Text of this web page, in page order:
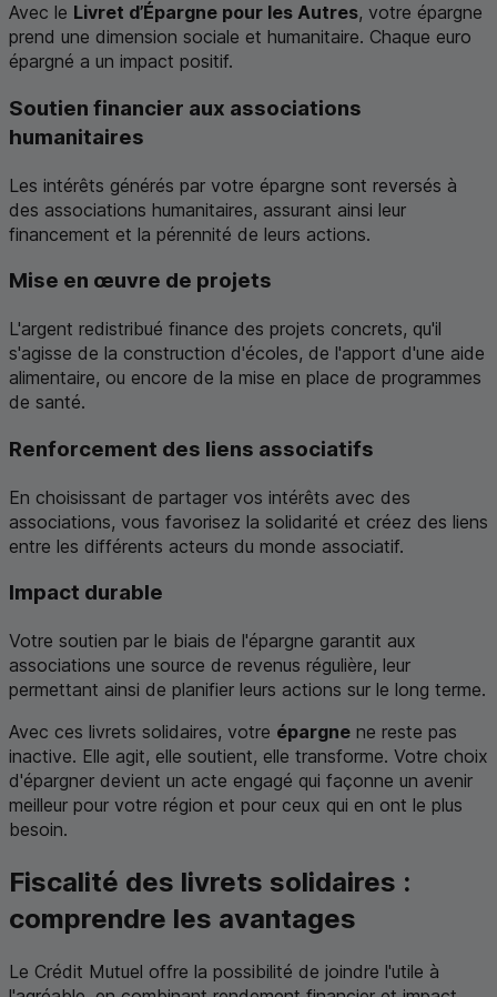
Avec le Livret d’Épargne pour les Autres, votre épargne
prend une dimension sociale et humanitaire. Chaque euro
épargné a un impact positif.
Soutien financier aux associations
humanitaires
Les intérêts générés par votre épargne sont reversés à
des associations humanitaires, assurant ainsi leur
financement et la pérennité de leurs actions.
Mise en œuvre de projets
L'argent redistribué finance des projets concrets, qu'il
s'agisse de la construction d'écoles, de l'apport d'une aide
alimentaire, ou encore de la mise en place de programmes
de santé.
Renforcement des liens associatifs
En choisissant de partager vos intérêts avec des
associations, vous favorisez la solidarité et créez des liens
entre les différents acteurs du monde associatif.
Impact durable
Votre soutien par le biais de l'épargne garantit aux
associations une source de revenus régulière, leur
permettant ainsi de planifier leurs actions sur le long terme.
Avec ces livrets solidaires, votre épargne ne reste pas
inactive. Elle agit, elle soutient, elle transforme. Votre choix
d'épargner devient un acte engagé qui façonne un avenir
meilleur pour votre région et pour ceux qui en ont le plus
besoin.
Fiscalité des livrets solidaires :
comprendre les avantages
Le Crédit Mutuel offre la possibilité de joindre l'utile à